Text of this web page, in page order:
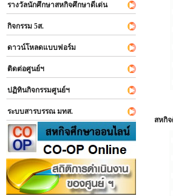
รางวัลนักศึกษาสหกิจศึกษาดีเด่น
กิจกรรม 5ส.
ดาวน์โหลดแบบฟอร์ม
ติดต่อศูนย์ฯ
ปฏิทินกิจกรรมศูนย์ฯ
ระบบสารบรรณ มทส.
สหกิ